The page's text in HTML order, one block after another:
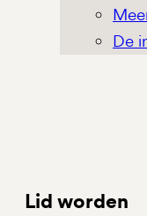
De
Lid worden